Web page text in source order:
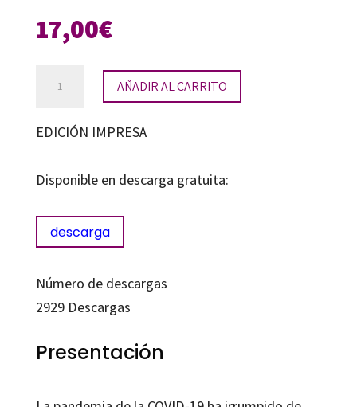
17,00€
abiertos
AÑADIR AL CARRITO
EDICIÓN IMPRESA
Disponible en descarga gratuita:
descarga
Número de descargas
2929Descargas
Presentación